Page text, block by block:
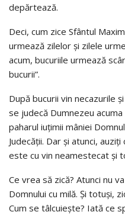
depărtează.
Deci, cum zice Sfântul
urmează zilelor şi zilele
acum, bucuriile urmează
bucurii”.
După bucurii vin necazurile
se judecă Dumnezeu
paharul iuţimii mâniei
Judecăţii. Dar şi atunci,
este cu vin neamestecat şi
Ce vrea să zică? Atunci nu
Domnului cu milă. Şi totuşi,
Cum se tâlcuieşte? Iată ce